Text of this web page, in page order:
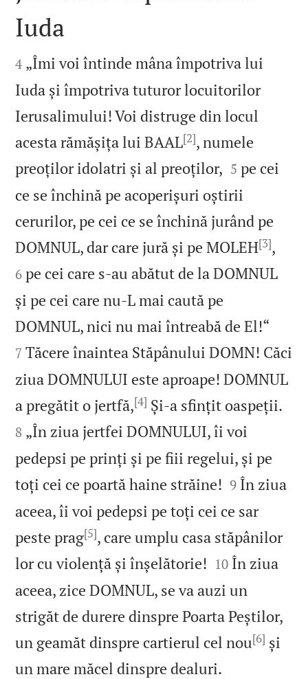

Iuda

4 „Îmi voi întinde mâna împotriva lui
Iuda și împotriva tuturor locuitorilor
Ierusalimului! Voi distruge din locul
acesta rămășița lui BAAL[2], numele
preoților idolatri și al preoților, 

5 pe cei
ce se închină pe acoperișuri oștirii
cerurilor, pe cei ce se închină jurând pe
DOMNUL, dar care jură și pe MOLEH[3],
6 pe cei care s‑au abătut de la DOMNUL
și pe cei care nu‑L mai caută pe
DOMNUL, nici nu mai întreabă de El!“
7 Tăcere înaintea Stăpânului DOMN! Căci
ziua DOMNULUI este aproape! DOMNUL
a pregătit o jertfă,[4] Și‑a sfințit oaspeții.
8 „În ziua jertfei DOMNULUI, îi voi
pedepsi pe prinți și pe fiii regelui, și pe
toți cei ce poartă haine străine! 

9 În ziua
aceea, îi voi pedepsi pe toți cei ce sar
peste prag[5], care umplu casa stăpânilor
lor cu violență și înșelătorie! 

10 În ziua
aceea, zice DOMNUL, se va auzi un
strigăt de durere dinspre Poarta Peștilor,
un geamăt dinspre cartierul cel nou[6] și
un mare măcel dinspre dealuri.